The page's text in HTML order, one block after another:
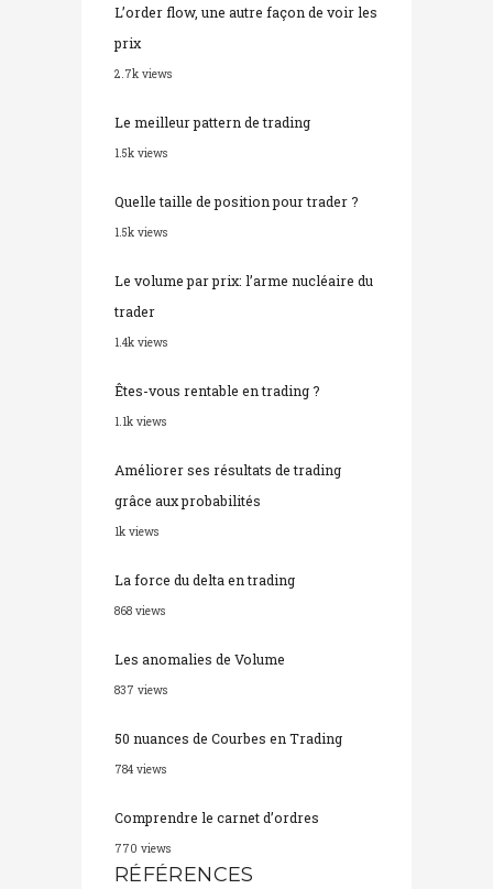
L’order flow, une autre façon de voir les
prix
2.7k views
Le meilleur pattern de trading
1.5k views
Quelle taille de position pour trader ?
1.5k views
Le volume par prix: l’arme nucléaire du
trader
1.4k views
Êtes-vous rentable en trading ?
1.1k views
Améliorer ses résultats de trading
grâce aux probabilités
1k views
La force du delta en trading
868 views
Les anomalies de Volume
837 views
50 nuances de Courbes en Trading
784 views
Comprendre le carnet d’ordres
770 views
RÉFÉRENCES